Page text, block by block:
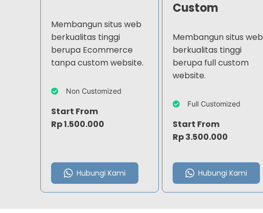
Membangun situs web
berkualitas tinggi
berupa Ecommerce
tanpa custom website.
Non Customized
Start From
Rp 1.500.000
Hubungi Kami
Custom
Membangun situs web
berkualitas tinggi
berupa full custom
website.
Full Customized
Start From
Rp 3.500.000
Hubungi Kami